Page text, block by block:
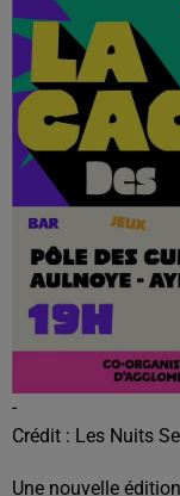
-
Crédit : Les Nuits
Une nouvelle